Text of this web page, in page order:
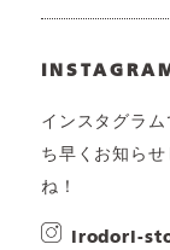
INSTAGRAM
インスタグラ
ち早くお知ら
ね！
irodori-